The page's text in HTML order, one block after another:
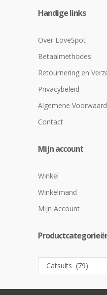
Handige links
Over LoveSpot
Betaalmethodes
Retournering en
Privacybeleid
Algemene
Contact
Mijn account
Winkel
Winkelmand
Mijn Account